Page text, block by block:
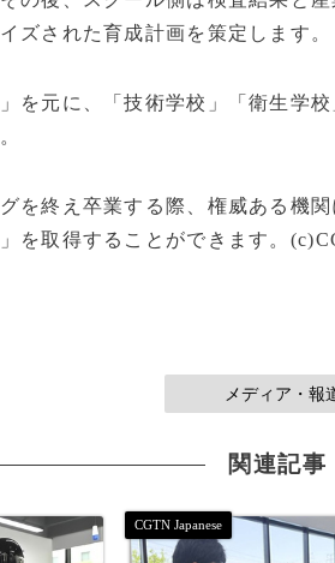
ズされた育成計画を策定します。
を元に、「技術学校」「衛生学
を終え卒業する際、権威ある機
を取得することができます。
メディア・報
関連記事